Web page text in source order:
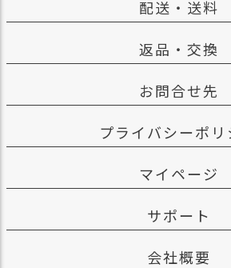
配送・送料
返品・交換
お問合せ先
プライバシーポリ
マイページ
サポート
会社概要